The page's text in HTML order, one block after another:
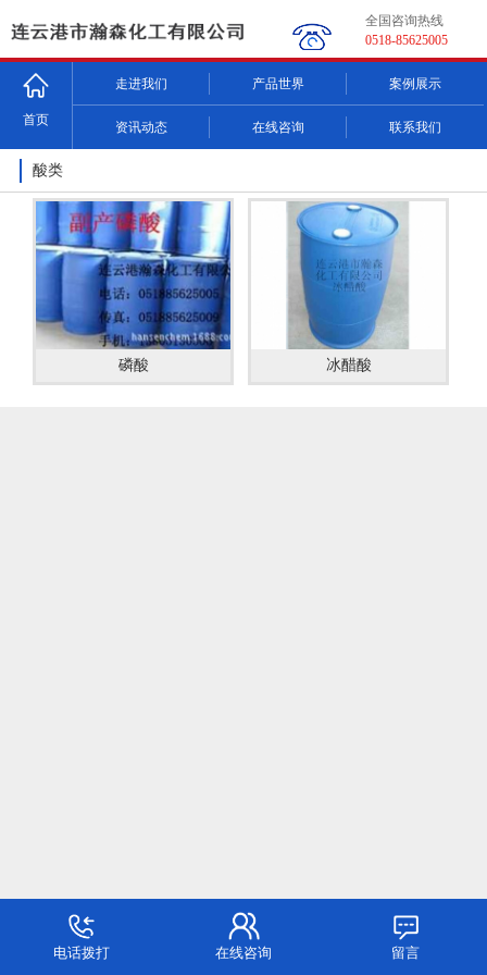
全国咨询热线
0518-85625005
首页
走进我们 产品世界 案例展示
资讯动态 在线咨询 联系我们
酸类
磷酸 冰醋酸
电话拨打 在线咨询 留言